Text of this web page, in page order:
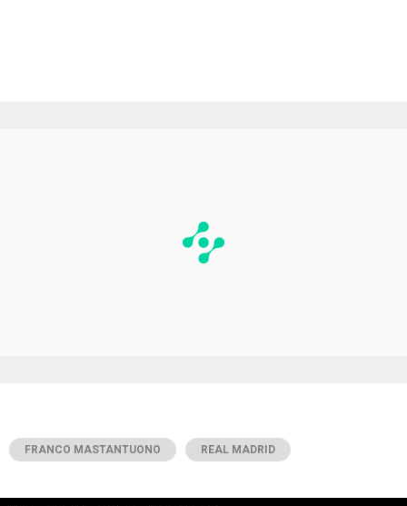
FRANCO MASTANTUONO REAL MADRID